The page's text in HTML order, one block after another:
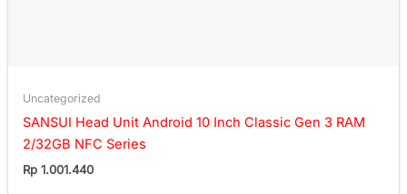
Uncategorized
SANSUI Head Unit Android 10 Inch Classic Gen 3 RAM
2/32GB NFC Series
Rp 1.001.440